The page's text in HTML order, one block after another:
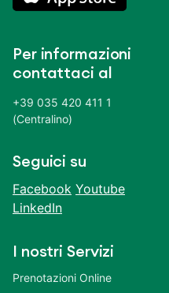
Per informazioni
contattaci al
+39 035 420 411 1
(Centralino)
Seguici su
Facebook Youtube
LinkedIn
I nostri Servizi
Prenotazioni Online